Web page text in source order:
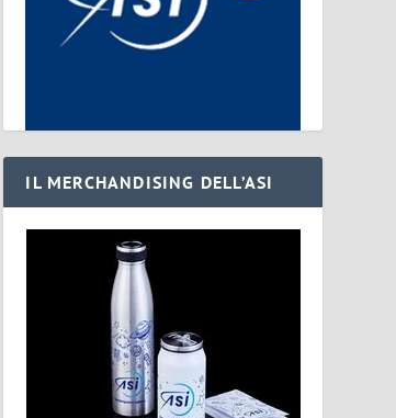
IL MERCHANDISING DELL’ASI